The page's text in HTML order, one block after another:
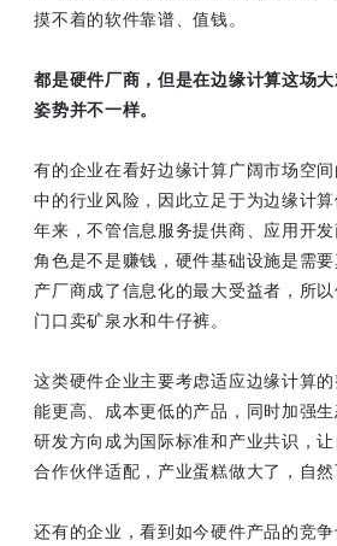
摸不着的软件靠谱、值钱。
都是硬件厂商，但是在边缘计算这场
姿势并不一样。
有的企业在看好边缘计算广阔市场空
中的行业风险，因此立足于为边缘计
年来，不管信息服务提供商、应用开
角色是不是赚钱，硬件基础设施是需
产厂商成了信息化的最大受益者，所
门口卖矿泉水和牛仔裤。
这类硬件企业主要考虑适应边缘计算
能更高、成本更低的产品，同时加强
研发方向成为国际标准和产业共识，
合作伙伴适配，产业蛋糕做大了，自然
还有的企业，看到如今硬件产品的竞